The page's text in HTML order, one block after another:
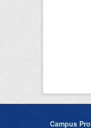
Campus